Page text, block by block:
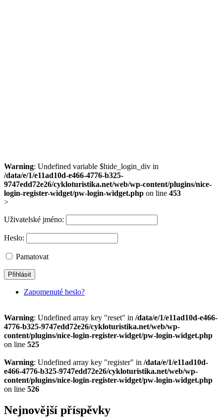
Warning: Undefined variable $hide_login_div in
/data/e/1/e11ad10d-e466-4776-b325-
9747edd72e26/cykloturistika.net/web/wp-content/plugins/nice-
login-register-widget/pw-login-widget.php on line 453
>
Uživatelské jméno:
Heslo:
Pamatovat
Zapomenuté heslo?
Warning: Undefined array key "reset" in /data/e/1/e11ad10d-e466-
4776-b325-9747edd72e26/cykloturistika.net/web/wp-
content/plugins/nice-login-register-widget/pw-login-widget.php
on line 525
Warning: Undefined array key "register" in /data/e/1/e11ad10d-
e466-4776-b325-9747edd72e26/cykloturistika.net/web/wp-
content/plugins/nice-login-register-widget/pw-login-widget.php
on line 526
Nejnovější příspěvky